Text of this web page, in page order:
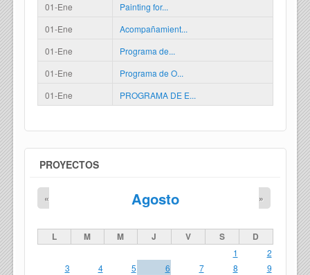
01-Ene
Painting for...
01-Ene
Acompañamient...
01-Ene
Programa de...
01-Ene
Programa de O...
01-Ene
PROGRAMA DE E...
PROYECTOS
Agosto
« »
L M M J V S D
1
2
3
4 5 6 7 8
9